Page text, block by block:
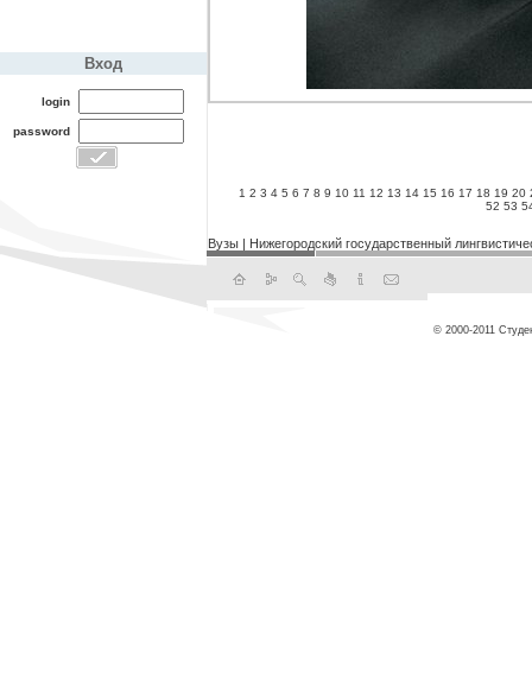
1 2 3 4 5 6 7 8 9 10 11 12 13 14 15 16 17 18 19 20
52 53
Вузы | Нижегородский государственный
Вход
login
password
© 2000-2011